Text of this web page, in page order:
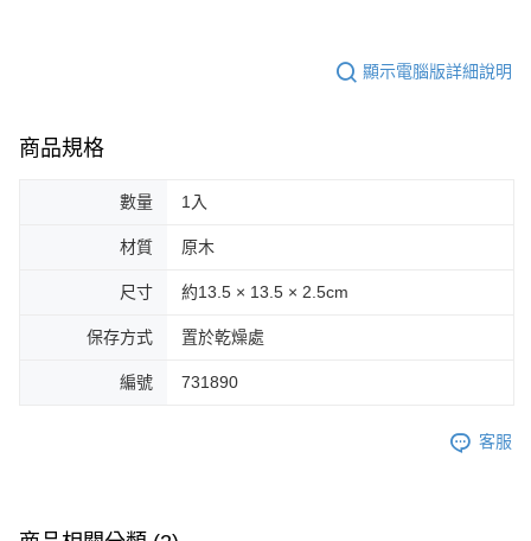
顯示電腦版詳細說明
商品規格
數量 1入
材質 原木
尺寸 約13.5 × 13.5 × 2.5cm
保存方式 置於乾燥處
編號 731890
客服